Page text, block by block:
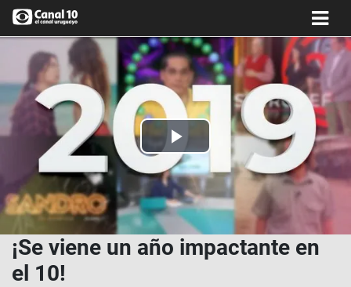
Play
Video
¡Se viene un año impactante en
el 10!